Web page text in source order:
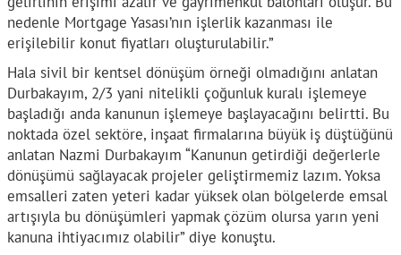
nedenle Mortgage Yasası’nın işlerlik kazanması ile
erişilebilir konut fiyatları oluşturulabilir.”
Hala sivil bir kentsel dönüşüm örneği olmadığını anlatan
Durbakayım, 2/3 yani nitelikli çoğunluk kuralı işlemeye
başladığı anda kanunun işlemeye başlayacağını belirtti. Bu
noktada özel sektöre, inşaat firmalarına büyük iş düştüğünü
anlatan Nazmi Durbakayım “Kanunun getirdiği değerlerle
dönüşümü sağlayacak projeler geliştirmemiz lazım. Yoksa
emsalleri zaten yeteri kadar yüksek olan bölgelerde emsal
artışıyla bu dönüşümleri yapmak çözüm olursa yarın yeni
kanuna ihtiyacımız olabilir” diye konuştu.